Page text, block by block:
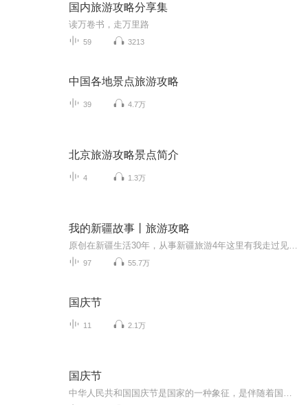
国内旅游攻略分享集
读万卷书，走万里路
59 3213
中国各地景点旅游攻略
39 4.7万
北京旅游攻略景点简介
4 1.3万
我的新疆故事丨旅游攻略
97 55.7万
国庆节
11 2.1万
国庆节